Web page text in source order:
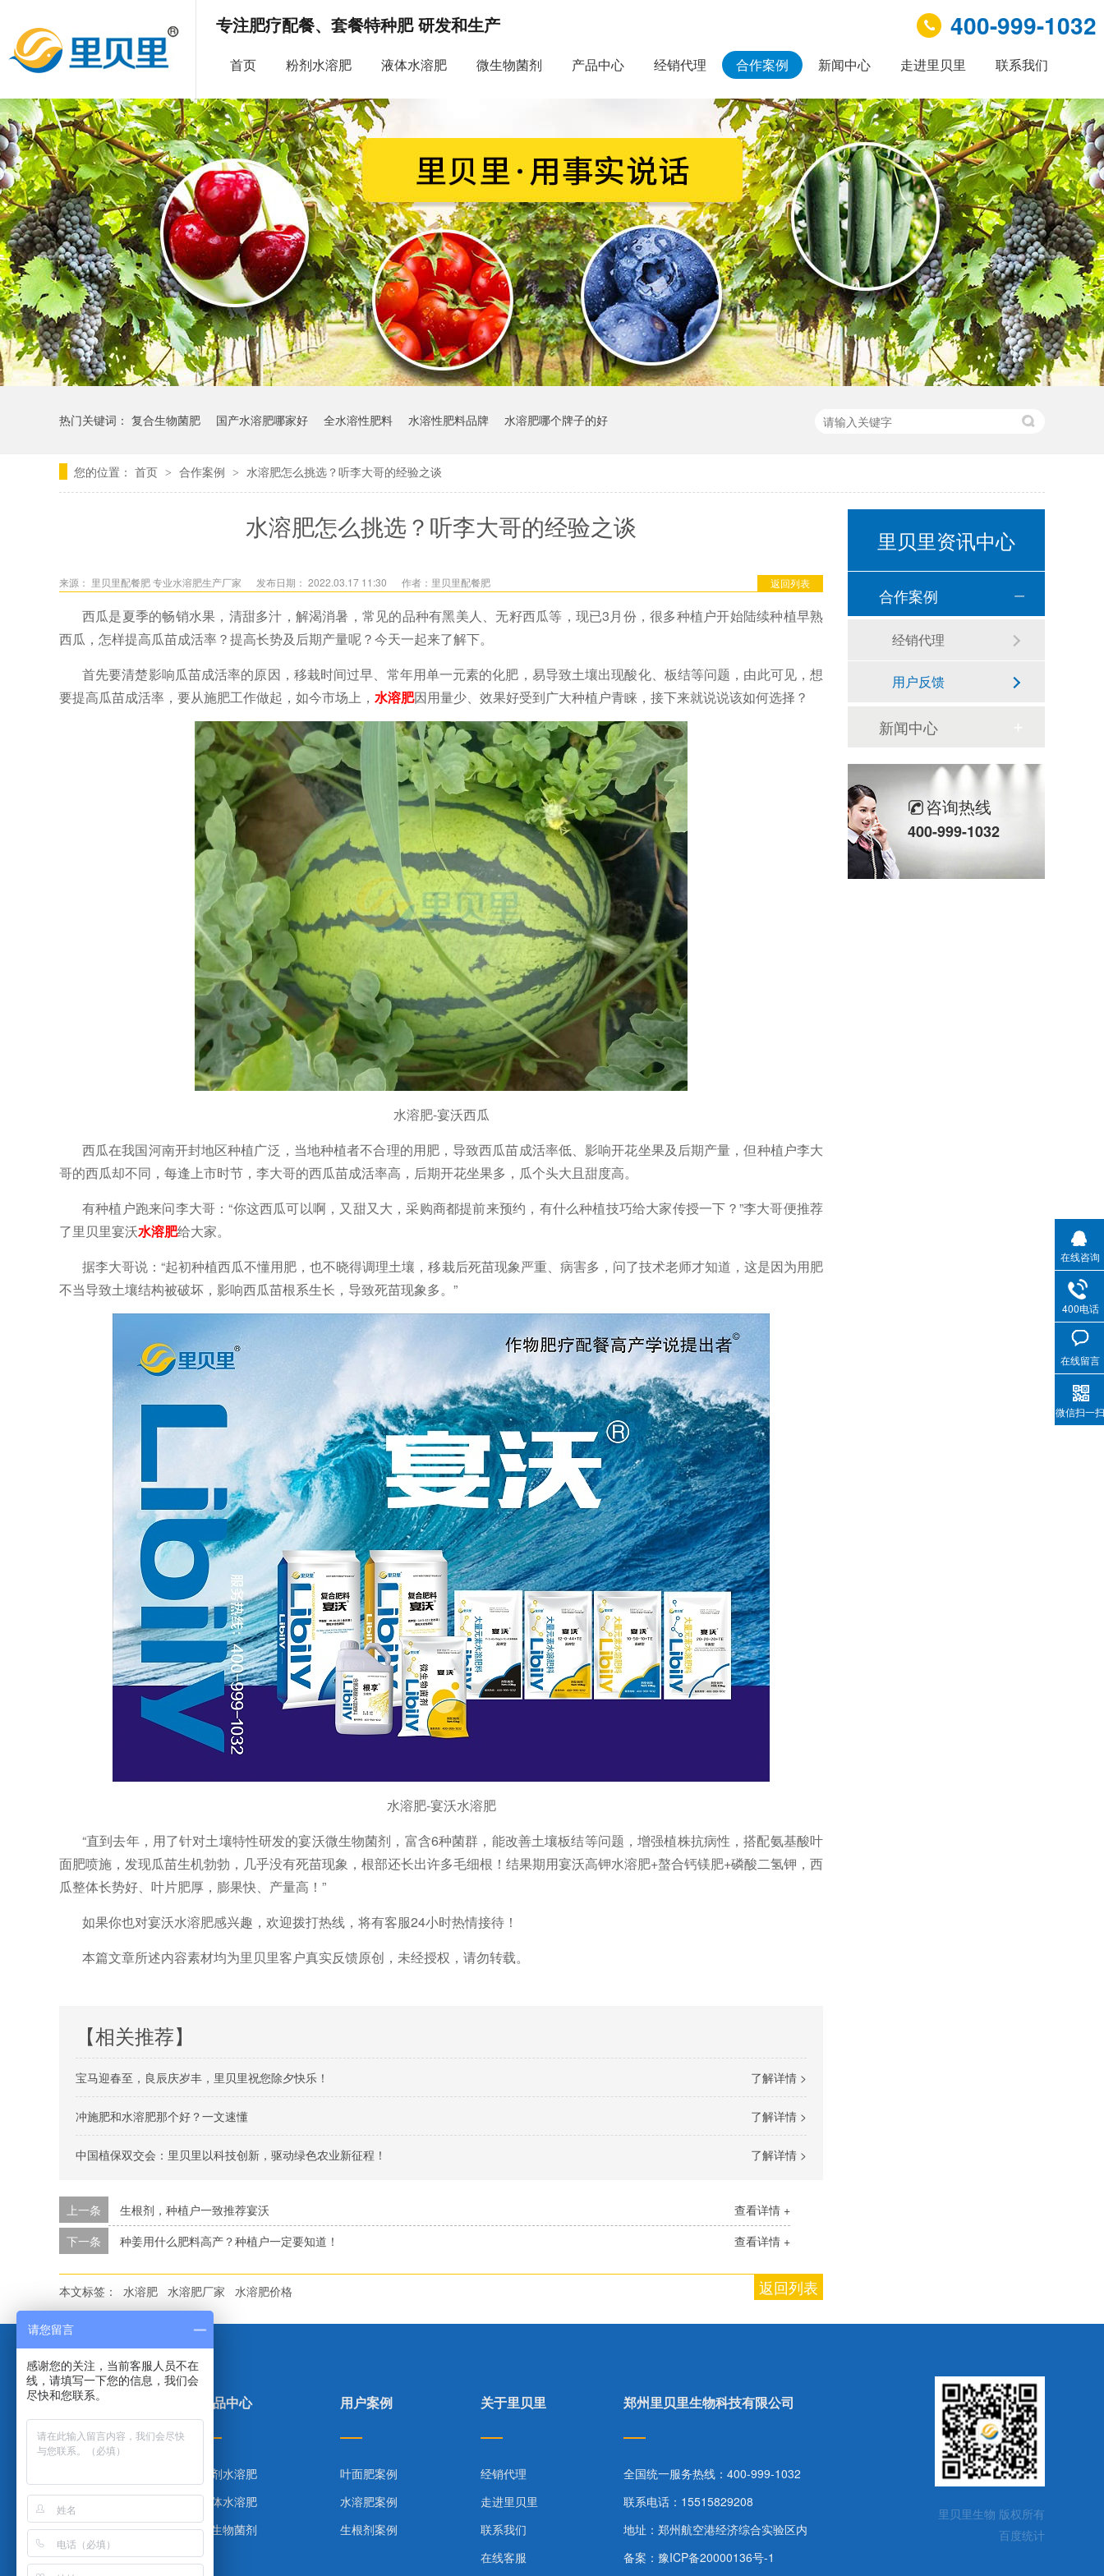
专注肥疗配餐、套餐特种肥 研发和生产 400-999-1032
首页 粉剂水溶肥 液体水溶肥 微生物菌剂 产品中心 经销代理 合作案例 新闻中心 走进里贝里 联系我们
热门关键词： 复合生物菌肥 国产水溶肥哪家好 全水溶性肥料 水溶性肥料品牌 水溶肥哪个牌子的好
您的位置： 首页 > 合作案例 > 水溶肥怎么挑选？听李大哥的经验之谈
水溶肥怎么挑选？听李大哥的经验之谈
返回列表
来源： 里贝里配餐肥 专业水溶肥生产厂家 发布日期： 2022.03.17 11:30 作者：里贝里配餐肥
西瓜是夏季的畅销水果，清甜多汁，解渴消暑，常见的品种有黑美人、无籽西瓜等，现已3月份，很多种植户开始陆续种植早熟
西瓜，怎样提高瓜苗成活率？提高长势及后期产量呢？今天一起来了解下。
首先要清楚影响瓜苗成活率的原因，移栽时间过早、常年用单一元素的化肥，易导致土壤出现酸化、板结等问题，由此可见，想
要提高瓜苗成活率，要从施肥工作做起，如今市场上， 水溶肥因用量少、效果好受到广大种植户青睐，接下来就说说该如何选择？
水溶肥-宴沃西瓜
西瓜在我国河南开封地区种植广泛，当地种植者不合理的用肥，导致西瓜苗成活率低、影响开花坐果及后期产量，但种植户李大
哥的西瓜却不同，每逢上市时节，李大哥的西瓜苗成活率高，后期开花坐果多，瓜个头大且甜度高。
有种植户跑来问李大哥：“你这西瓜可以啊，又甜又大，采购商都提前来预约，有什么种植技巧给大家传授一下？”李大哥便推荐
了里贝里宴沃水溶肥给大家。
据李大哥说：“起初种植西瓜不懂用肥，也不晓得调理土壤，移栽后死苗现象严重、病害多，问了技术老师才知道，这是因为用肥
不当导致土壤结构被破坏，影响西瓜苗根系生长，导致死苗现象多。”
水溶肥-宴沃水溶肥
“直到去年，用了针对土壤特性研发的宴沃微生物菌剂，富含6种菌群，能改善土壤板结等问题，增强植株抗病性，搭配氨基酸叶
面肥喷施，发现瓜苗生机勃勃，几乎没有死苗现象，根部还长出许多毛细根！结果期用宴沃高钾水溶肥+螯合钙镁肥+磷酸二氢钾，西
瓜整体长势好、叶片肥厚，膨果快、产量高！”
如果你也对宴沃水溶肥感兴趣， 欢迎拨打热线，将有客服24小时热情接待！
本篇文章所述内容素材均为里贝里客户真实反馈原创，未经授权，请勿转载。
【相关推荐】
了解详情 >
宝马迎春至，良辰庆岁丰，里贝里祝您除夕快乐！
了解详情 >
冲施肥和水溶肥那个好？一文速懂
了解详情 >
中国植保双交会：里贝里以科技创新，驱动绿色农业新征程！
查看详情 +
上一条
生根剂，种植户一致推荐宴沃
查看详情 +
下一条 种姜用什么肥料高产？种植户一定要知道！
返回列表
本文标签： 水溶肥 水溶肥厂家 水溶肥价格
里贝里资讯中心
合作案例
经销代理
用户反馈
新闻中心
咨询热线
400-999-1032
里贝里首页
合作案例
技术指导
网站地图
产品中心
粉剂水溶肥
液体水溶肥
微生物菌剂
用户案例
叶面肥案例
水溶肥案例
生根剂案例
关于里贝里
经销代理
走进里贝里
联系我们
在线客服
郑州里贝里生物科技有限公司
全国统一服务热线：400-999-1032
联系电话：15515829208
地址：郑州航空港经济综合实验区内
备案： 豫ICP备20000136号-1
里贝里生物 版权所有
百度统计
在线咨询
400电话
在线留言
微信扫一扫
请您留言
感谢您的关注，当前客服人员不在
线，请填写一下您的信息，我们会
尽快和您联系。